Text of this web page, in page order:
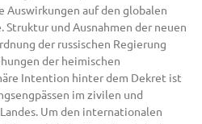
Auswirkungen auf den globalen
und Ausnahmen der neuen
der russischen Regierung
der heimischen
Intention hinter dem Dekret ist
im zivilen und
Um den internationalen